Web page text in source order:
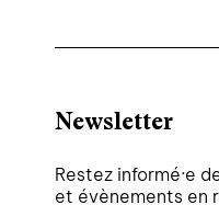
Newsletter
Restez informé·e
et évènements en